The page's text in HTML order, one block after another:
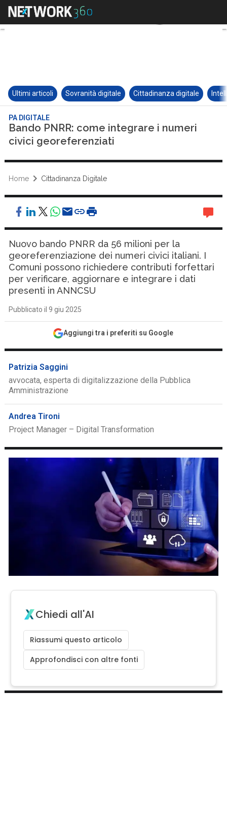
Ultimi articoli Sovranità digitale Cittadinanza digitale
PA DIGITALE
Bando PNRR: come integrare i numeri
civici georeferenziati
Home Cittadinanza Digitale
Nuovo bando PNRR da 56 milioni per la
georeferenziazione dei numeri civici italiani. I
Comuni possono richiedere contributi forfettari
per verificare, aggiornare e integrare i dati
presenti in ANNCSU
Pubblicato il 9 giu 2025
Aggiungi tra i preferiti su Google
Patrizia Saggini
avvocata, esperta di digitalizzazione della Pubblica
Amministrazione
Andrea Tironi
Project Manager – Digital Transformation
Chiedi all'AI
Riassumi questo articolo
Approfondisci con altre fonti